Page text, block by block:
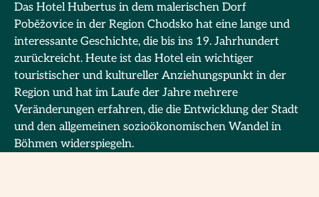
Das Hotel Hubertus in dem malerischen Dorf
Poběžovice in der Region Chodsko hat eine lange und
interessante Geschichte, die bis ins 19. Jahrhundert
zurückreicht. Heute ist das Hotel ein wichtiger
touristischer und kultureller Anziehungspunkt in der
Region und hat im Laufe der Jahre mehrere
Veränderungen erfahren, die die Entwicklung der Stadt
und den allgemeinen sozioökonomischen Wandel in
Böhmen widerspiegeln.